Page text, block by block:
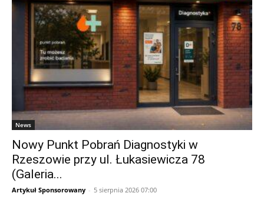
News
Nowy Punkt Pobrań Diagnostyki w
Rzeszowie przy ul. Łukasiewicza 78
(Galeria...
Artykuł Sponsorowany - 5 sierpnia 2026 07:00